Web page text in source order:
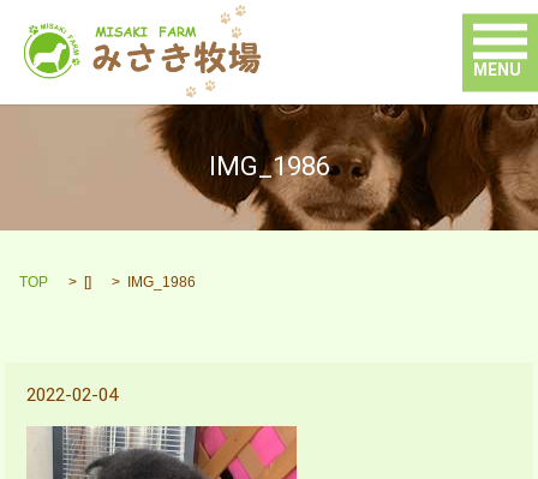
MENU
IMG_1986
TOP [] IMG_1986
2022-02-04